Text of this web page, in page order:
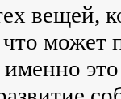
вещей,
может
именно